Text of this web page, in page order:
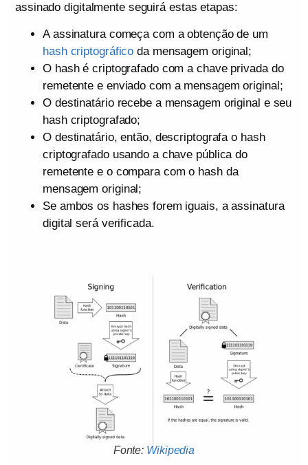
assinado digitalmente seguirá estas etapas:
A assinatura começa com a obtenção de um
hash criptográfico da mensagem original;
O hash é criptografado com a chave privada do
remetente e enviado com a mensagem original;
O destinatário recebe a mensagem original e seu
hash criptografado;
O destinatário, então, descriptografa o hash
criptografado usando a chave pública do
remetente e o compara com o hash da
mensagem original;
Se ambos os hashes forem iguais, a assinatura
digital será verificada.
Fonte: Wikipedia